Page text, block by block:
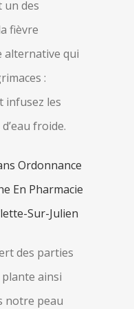
un des
fièvre
alternative qui
:
infusez les
froide.
Ordonnance
En Pharmacie
Sur-Julien
des parties
ainsi
notre peau